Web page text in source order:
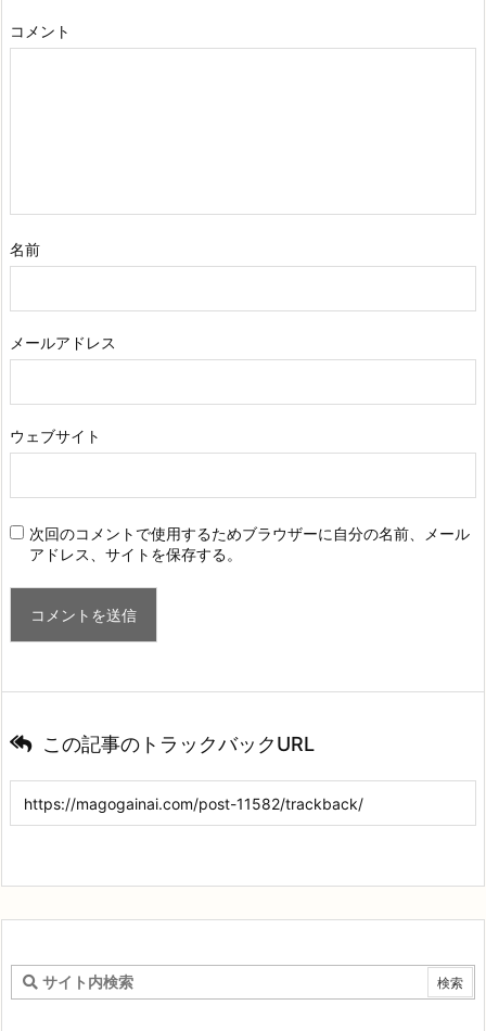
コメント
名前
メールアドレス
ウェブサイト
次回のコメントで使用するためブラウザーに自分の名前、メール
アドレス、サイトを保存する。
この記事のトラックバックURL